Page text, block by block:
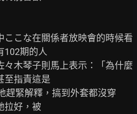
ここな在關係者放映會的時候看
102期的人
々木琴子則馬上表示：「為什麼
至指責這是
趕緊解釋，搞到外套都沒穿
拉好，被